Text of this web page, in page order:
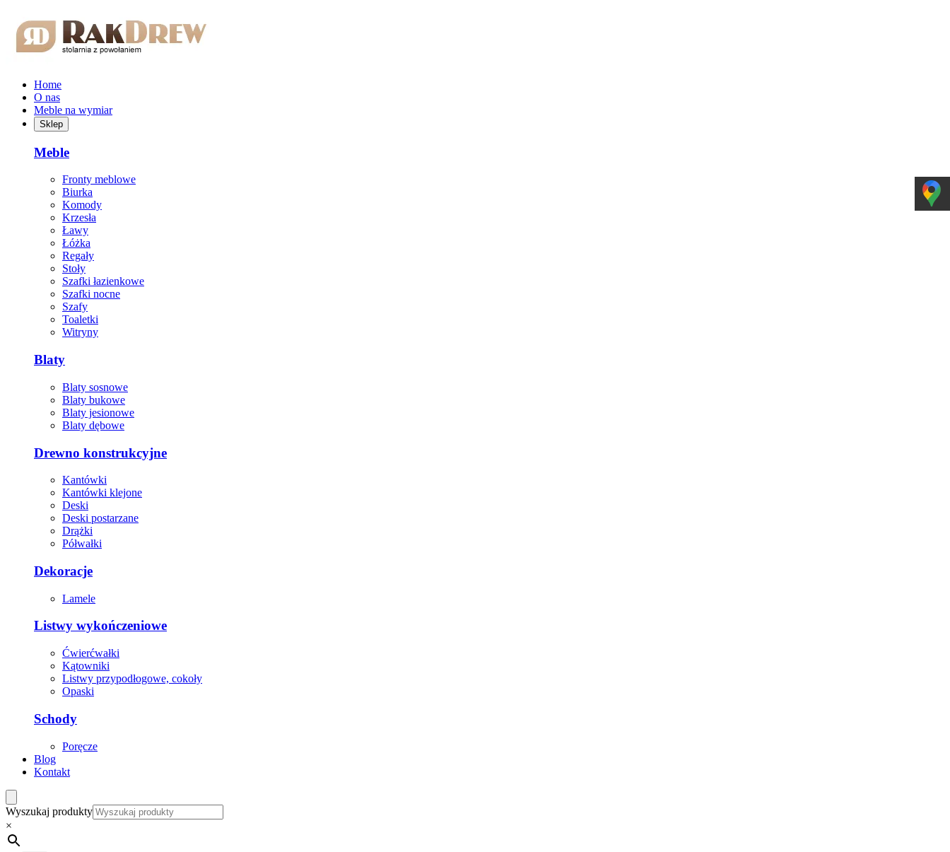
Home
O nas
Meble na wymiar
Sklep
Meble
Fronty meblowe
Biurka
Komody
Krzesła
Ławy
Łóżka
Regały
Stoły
Szafki łazienkowe
Szafki nocne
Szafy
Toaletki
Witryny
Blaty
Blaty sosnowe
Blaty bukowe
Blaty jesionowe
Blaty dębowe
Drewno konstrukcyjne
Kantówki
Kantówki klejone
Deski
Deski postarzane
Drążki
Półwałki
Dekoracje
Lamele
Listwy wykończeniowe
Ćwierćwałki
Kątowniki
Listwy przypodłogowe, cokoły
Opaski
Schody
Poręcze
Blog
Kontakt
Wyszukaj produkty
×